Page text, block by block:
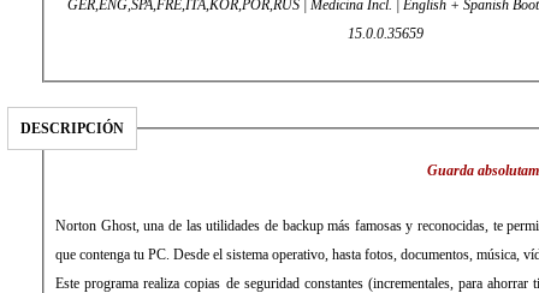
GER,ENG,SPA,FRE,ITA,KOR,POR,RUS | Medicina Incl. | English + Spanish
15.0.0.35659
DESCRIPCIÓN
Guarda
Norton Ghost, una de las utilidades de backup más famosas y reconocidas, te
que contenga tu PC. Desde el sistema operativo, hasta fotos, documentos, música,
Este programa realiza copias de seguridad constantes (incrementales, para